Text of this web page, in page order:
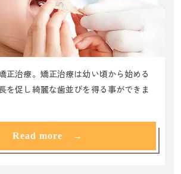
正治療。矯正治療は幼い頃から始める
を促し綺麗な歯並びを得る事ができま
Read more →